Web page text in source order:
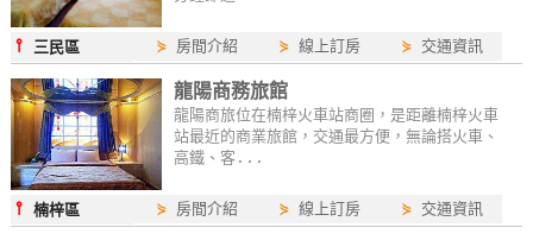
員
帳
戶
客
服
聯
⫯ 三民區 ⋟ 房間介紹 ⋟線上訂房 ⋟ 交通資訊
龍陽商務旅館
龍陽商旅位在楠梓火車站商圈，是距離楠梓火車
站最近的商業旅館，交通最方便，無論搭火車、
高鐵、客...
⫯楠梓區 ⋟ 房間介紹 ⋟線上訂房 ⋟ 交通資訊